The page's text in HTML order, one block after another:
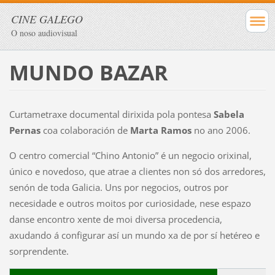
CINE GALEGO
O noso audiovisual
MUNDO BAZAR
Curtametraxe documental dirixida pola pontesa Sabela
Pernascoa colaboración de Marta Ramosno ano 2006.
O centro comercial “Chino Antonio” é un negocio orixinal,
único e novedoso, que atrae a clientes non só dos arredores,
senón de toda Galicia. Uns por negocios, outros por
necesidade e outros moitos por curiosidade, nese espazo
danse encontro xente de moi diversa procedencia,
axudando á configurar así un mundo xa de por sí hetéreo e
sorprendente.